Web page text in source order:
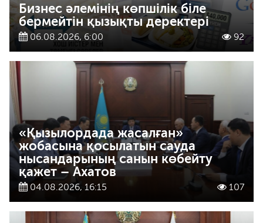
Бизнес әлемінің көпшілік біле
бермейтін қызықты деректері
06.08.2026, 6:00 92
«Қызылордада жасалған»
жобасына қосылатын сауда
нысандарының санын көбейту
қажет – Ахатов
04.08.2026, 16:15 107